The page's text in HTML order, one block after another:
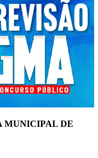
MUNICIPAL DE